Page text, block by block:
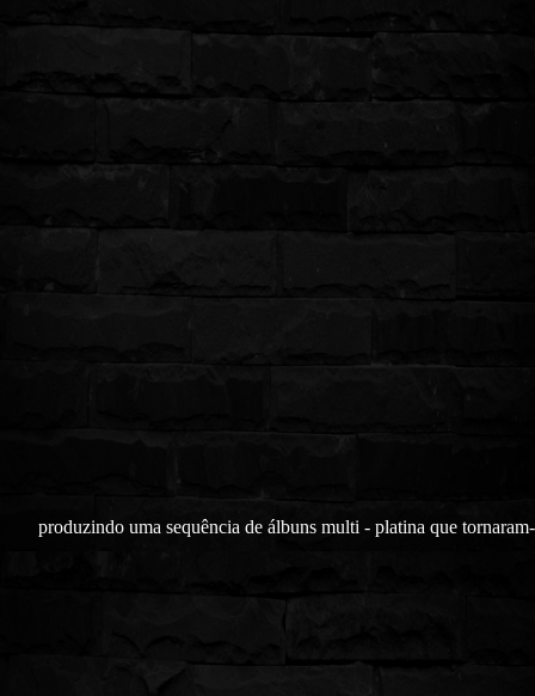
produzindo uma sequência de álbuns multi - platina que